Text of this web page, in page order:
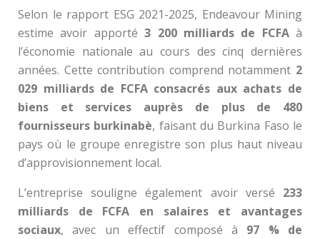
Selon le rapport ESG 2021-2025, Endeavour Mining
estime avoir apporté3 200 milliards de FCFAà
l’économie nationale au cours des cinq dernières
années. Cette contribution comprend notamment 2
029 milliards de FCFA consacrés aux achats de
biens et services auprès de plus de 480
fournisseurs burkinabè, faisant du Burkina Faso le
pays où le groupe enregistre son plus haut niveau
d’approvisionnement local.
L’entreprise souligne également avoir versé 233
milliards de FCFA en salaires et avantages
sociaux, avec un effectif composé à 97 % de